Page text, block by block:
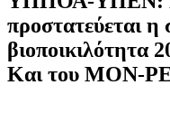
προστατεύεται η
βιοποικιλότητα
Και του ΜΟΝ-